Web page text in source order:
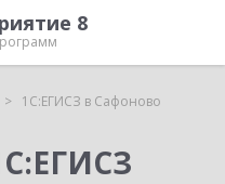
8
1С:ЕГИСЗ в Сафоново